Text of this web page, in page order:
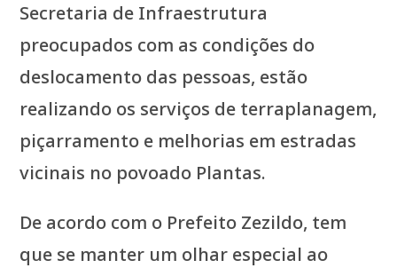
Secretaria de Infraestrutura
preocupados com as condições do
deslocamento das pessoas, estão
realizando os serviços de terraplanagem,
piçarramento e melhorias em estradas
vicinais no povoado Plantas.
De acordo com o Prefeito Zezildo, tem
que se manter um olhar especial ao